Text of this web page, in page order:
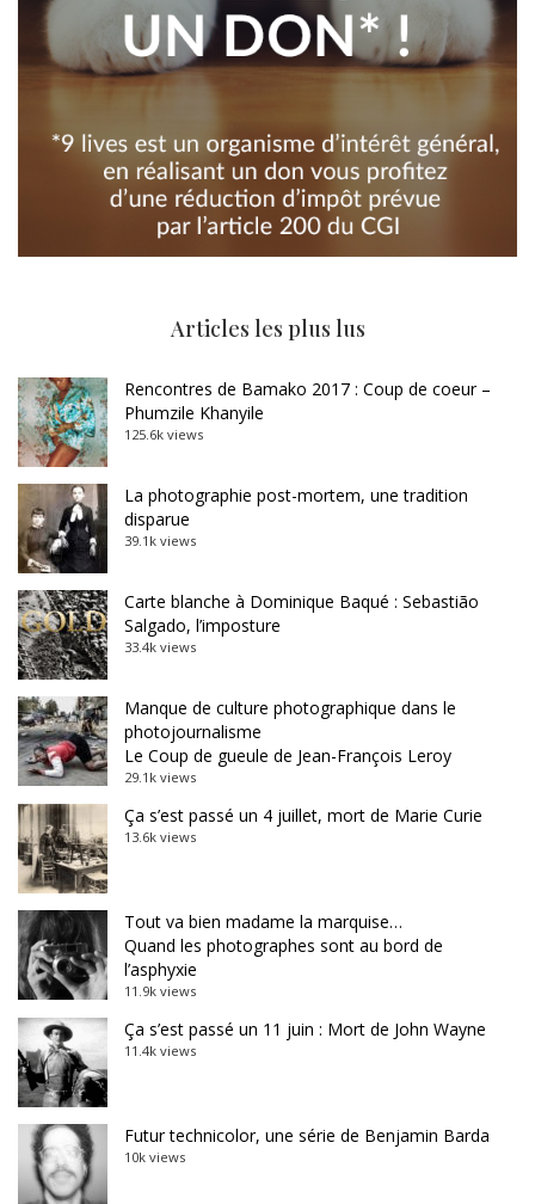
Articles les plus lus
Rencontres de Bamako 2017 : Coup de coeur –
Phumzile Khanyile
125.6k views
La photographie post-mortem, une tradition
disparue
39.1k views
Carte blanche à Dominique Baqué : Sebastião
Salgado, l’imposture
33.4k views
Manque de culture photographique dans le
photojournalisme
Le Coup de gueule de Jean-François Leroy
29.1k views
Ça s’est passé un 4 juillet, mort de Marie Curie
13.6k views
Tout va bien madame la marquise…
Quand les photographes sont au bord de
l’asphyxie
11.9k views
Ça s’est passé un 11 juin : Mort de John Wayne
11.4k views
Futur technicolor, une série de Benjamin Barda
10k views